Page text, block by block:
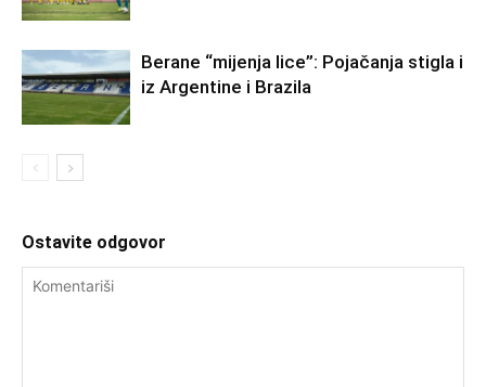
Berane “mijenja lice”: Pojačanja stigla i
iz Argentine i Brazila
Ostavite odgovor